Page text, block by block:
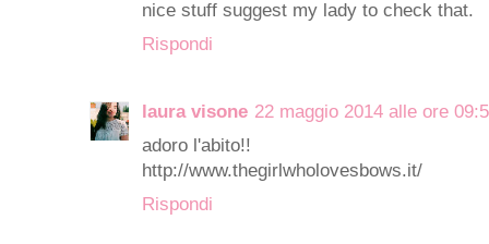
nice stuff suggest my lady to check that.
Rispondi
laura visone 22 maggio 2014 alle ore
adoro l'abito!!
http://www.thegirlwholovesbows.it/
Rispondi